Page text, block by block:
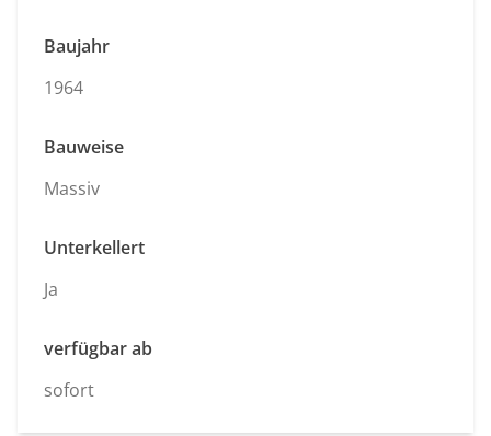
Baujahr
1964
Bauweise
Massiv
Unterkellert
Ja
verfügbar ab
sofort